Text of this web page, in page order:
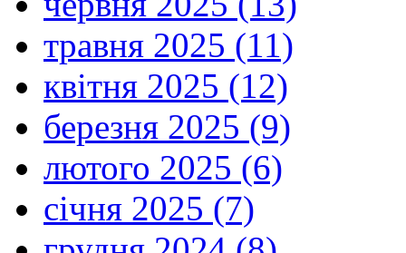
травня 2025 (11)
квітня 2025 (12)
березня 2025 (9)
лютого 2025 (6)
січня 2025 (7)